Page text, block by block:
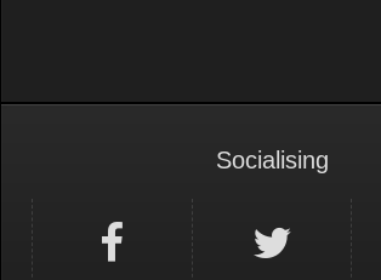
Socialising